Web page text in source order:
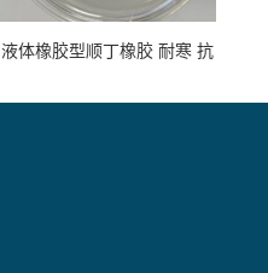
液体橡胶型顺丁橡胶 耐寒 抗